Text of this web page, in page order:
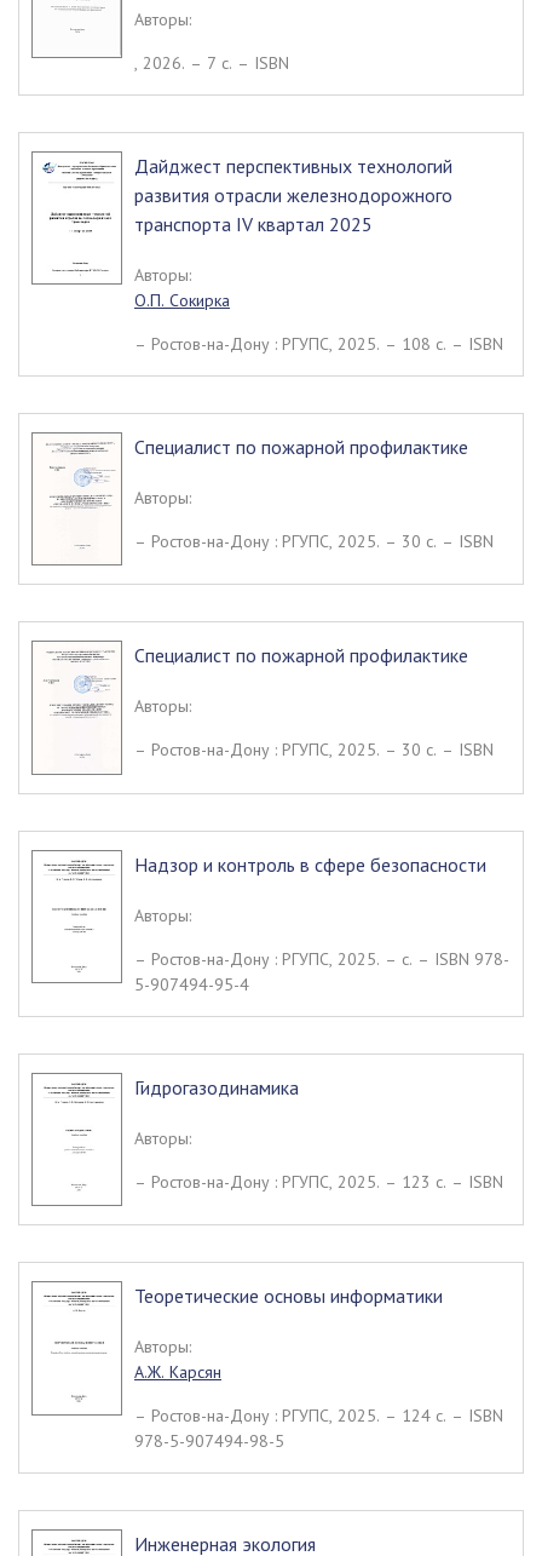
Авторы:
, 2026. – 7 c. – ISBN
Дайджест перспективных технологий
развития отрасли железнодорожного
транспорта IV квартал 2025
Авторы:
О.П. Сокирка
– Ростов-на-Дону : РГУПС, 2025. – 108 c. – ISBN
Специалист по пожарной профилактике
Авторы:
– Ростов-на-Дону : РГУПС, 2025. – 30 c. – ISBN
Специалист по пожарной профилактике
Авторы:
– Ростов-на-Дону : РГУПС, 2025. – 30 c. – ISBN
Надзор и контроль в сфере безопасности
Авторы:
– Ростов-на-Дону : РГУПС, 2025. – c. – ISBN 978-
5-907494-95-4
Гидрогазодинамика
Авторы:
– Ростов-на-Дону : РГУПС, 2025. – 123 c. – ISBN
Теоретические основы информатики
Авторы:
А.Ж. Карсян
– Ростов-на-Дону : РГУПС, 2025. – 124 c. – ISBN
978-5-907494-98-5
Инженерная экология